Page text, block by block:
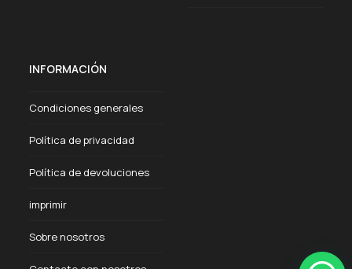
INFORMACIÓN
Condiciones generales
Política de privacidad
Política de devoluciones
imprimir
Sobre nosotros